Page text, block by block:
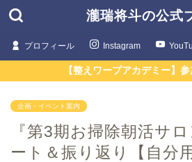
瀧瑞将斗の公式
プロフィール Instagram
【整えワープアカデミー】参
企画・イベント案内
『第3期お掃除朝活サ
ート＆振り返り【自分